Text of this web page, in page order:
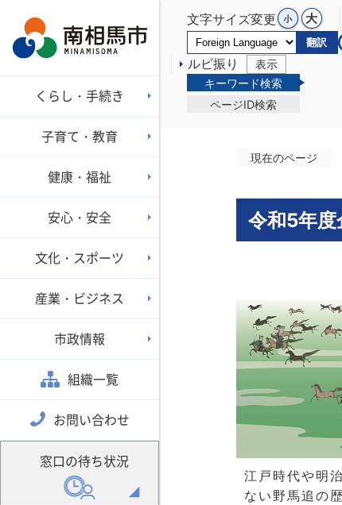
文字サイズ変更
翻訳
ルビ振り
表示
キーワード検索
ページID検索
くらし・手続き
子育て・教育
健康・福祉
安心・安全
文化・スポーツ
産業・ビジネス
市政情報
組織一覧
お問い合わせ
窓口の待ち状況
現在のページ
令和5年度
江戸時代や明
ない野馬追の